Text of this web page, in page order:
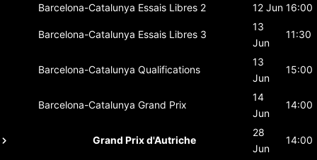
Barcelona-Catalunya Essais Libres 2 12 Jun 16:00
Barcelona-Catalunya Essais Libres 3
13
Jun
11:30
Barcelona-Catalunya Qualifications
13
Jun
15:00
Barcelona-Catalunya Grand Prix
14
Jun
14:00
Grand Prix d'Autriche
28
Jun
14:00